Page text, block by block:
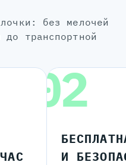
до транспортной
02
И